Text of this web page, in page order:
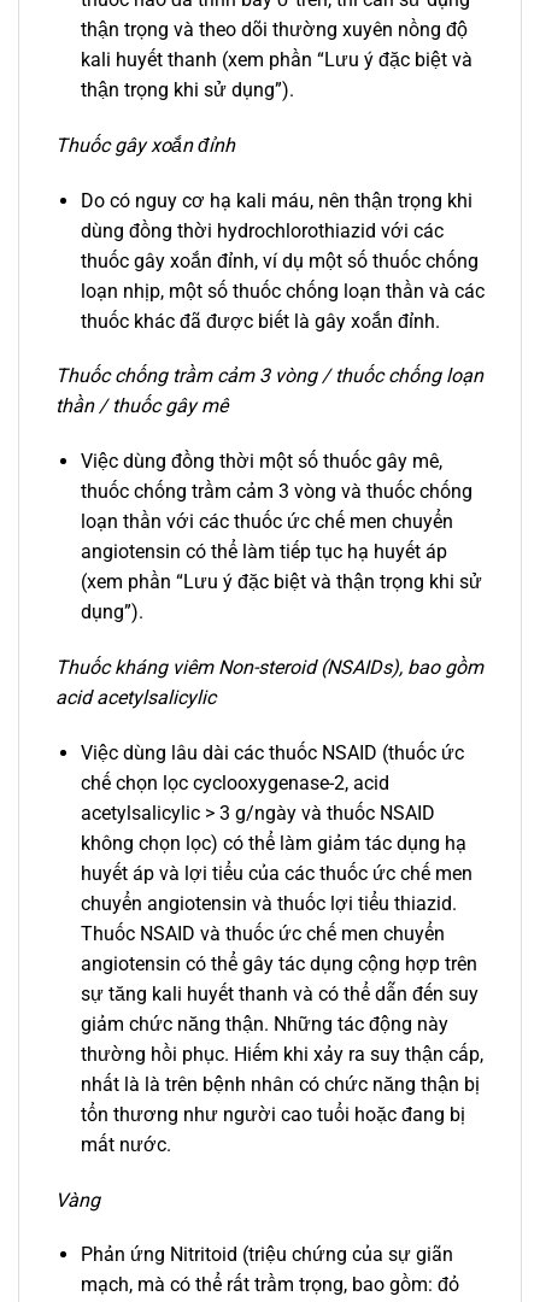
thận trọng và theo dõi thường xuyên nồng độ
kali huyết thanh (xem phần “Lưu ý đặc biệt và
thận trọng khi sử dụng”).
Thuốc gây xoắn đỉnh
Do có nguy cơ hạ kali máu, nên thận trọng khi
dùng đồng thời hydrochlorothiazid với các
thuốc gây xoắn đỉnh, ví dụ một số thuốc chống
loạn nhịp, một số thuốc chống loạn thần và các
thuốc khác đã được biết là gây xoắn đỉnh.
Thuốc chống trầm cảm 3 vòng / thuốc chống loạn
thần / thuốc gây mê
Việc dùng đồng thời một số thuốc gây mê,
thuốc chống trầm cảm 3 vòng và thuốc chống
loạn thần với các thuốc ức chế men chuyển
angiotensin có thể làm tiếp tục hạ huyết áp
(xem phần “Lưu ý đặc biệt và thận trọng khi sử
dụng”).
Thuốc kháng viêm Non-steroid (NSAIDs), bao gồm
acid acetylsalicylic
Việc dùng lâu dài các thuốc NSAID (thuốc ức
chế chọn lọc cyclooxygenase-2, acid
acetylsalicylic > 3 g/ngày và thuốc NSAID
không chọn lọc) có thể làm giảm tác dụng hạ
huyết áp và lợi tiểu của các thuốc ức chế men
chuyển angiotensin và thuốc lợi tiểu thiazid.
Thuốc NSAID và thuốc ức chế men chuyển
angiotensin có thể gây tác dụng cộng hợp trên
sự tăng kali huyết thanh và có thể dẫn đến suy
giảm chức năng thận. Những tác động này
thường hồi phục. Hiếm khi xảy ra suy thận cấp,
nhất là là trên bệnh nhân có chức năng thận bị
tổn thương như người cao tuổi hoặc đang bị
mất nước.
Vàng
Phản ứng Nitritoid (triệu chứng của sự giãn
mạch, mà có thể rất trầm trọng, bao gồm: đỏ